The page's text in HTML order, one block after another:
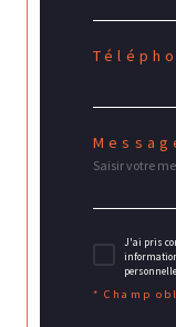
J'ai pris
* Champ